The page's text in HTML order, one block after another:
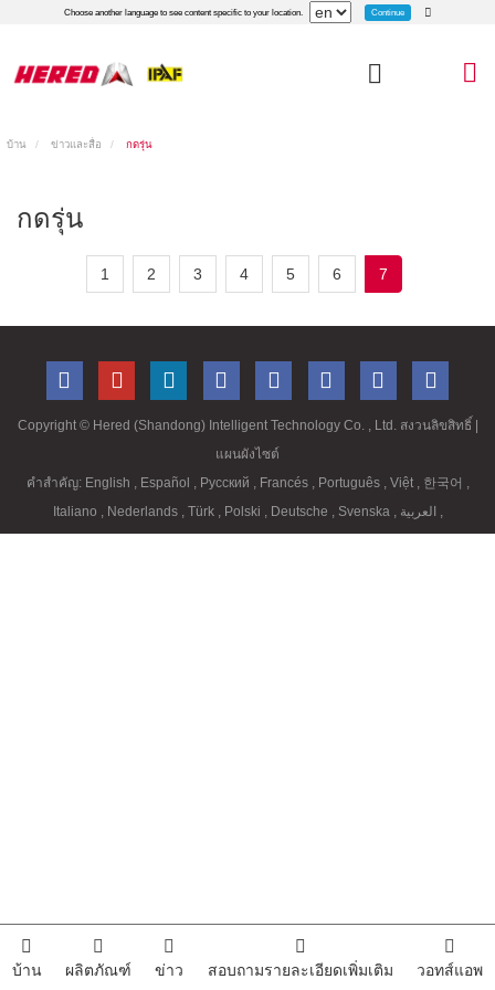
Choose another language to see content specific to your location. Continue
บ้าน ข่าวและสื่อ กดรุ่น
กดรุ่น
1 2 3 4 5 6 7
Copyright © Hered (Shandong) Intelligent Technology Co. , Ltd. สงวนลิขสิทธิ์
แผนผังไซต์
คำสำคัญ: English , Español , Русский , Francés , Português , Việt , 한국어 ,
Italiano , Nederlands , Türk , Polski , Deutsche , Svenska , ,
บ้าน ผลิตภัณฑ์ ข่าว สอบถามรายละเอียดเพิ่มเติม วอทส์แอพ